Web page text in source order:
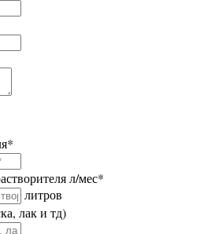
*
л/мес*
литров
лак и тд)